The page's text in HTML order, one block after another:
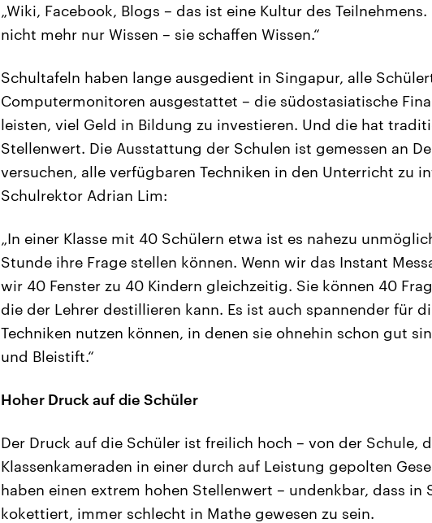
„Wiki, Facebook, Blogs – das ist eine Kultur des
nicht mehr nur Wissen – sie schaffen Wissen.“
Schultafeln haben lange ausgedient in Singapur, alle
Computermonitoren ausgestattet – die südostasiatische
leisten, viel Geld in Bildung zu investieren. Und die hat
Stellenwert. Die Ausstattung der Schulen ist gemessen an
versuchen, alle verfügbaren Techniken in den Unterricht zu
Schulrektor Adrian Lim:
„In einer Klasse mit 40 Schülern etwa ist es nahezu
Stunde ihre Frage stellen können. Wenn wir das Instant
wir 40 Fenster zu 40 Kindern gleichzeitig. Sie können 40
die der Lehrer destillieren kann. Es ist auch spannender für
Techniken nutzen können, in denen sie ohnehin schon gut
und Bleistift.“
Hoher Druck auf die Schüler
Der Druck auf die Schüler ist freilich hoch – von der Schule,
Klassenkameraden in einer durch auf Leistung gepolten
haben einen extrem hohen Stellenwert – undenkbar, dass
kokettiert, immer schlecht in Mathe gewesen zu sein.